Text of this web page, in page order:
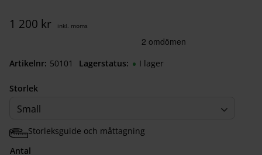
1 200 kr
Storlek
Small
Storleksguide och måttagning
Antal
Lagerstatus I lager
Artikelnr 501010040